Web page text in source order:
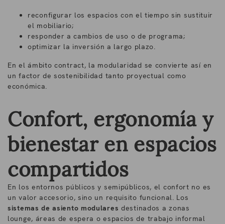
reconfigurar los espacios con el tiempo sin sustituir
el mobiliario;
responder a cambios de uso o de programa;
optimizar la inversión a largo plazo.
En el ámbito contract, la modularidad se convierte así en
un factor de sostenibilidad tanto proyectual como
económica.
Confort, ergonomía y
bienestar en espacios
compartidos
En los entornos públicos y semipúblicos, el confort no es
un valor accesorio, sino un requisito funcional. Los
sistemas de asiento modulares destinados a zonas
lounge, áreas de espera o espacios de trabajo informal